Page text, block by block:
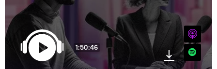
1:50:46
iTunes
Spotify